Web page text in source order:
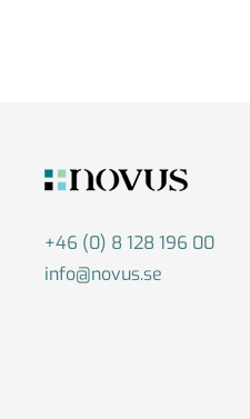
+46 (0) 8 128 196 00
info@novus.se